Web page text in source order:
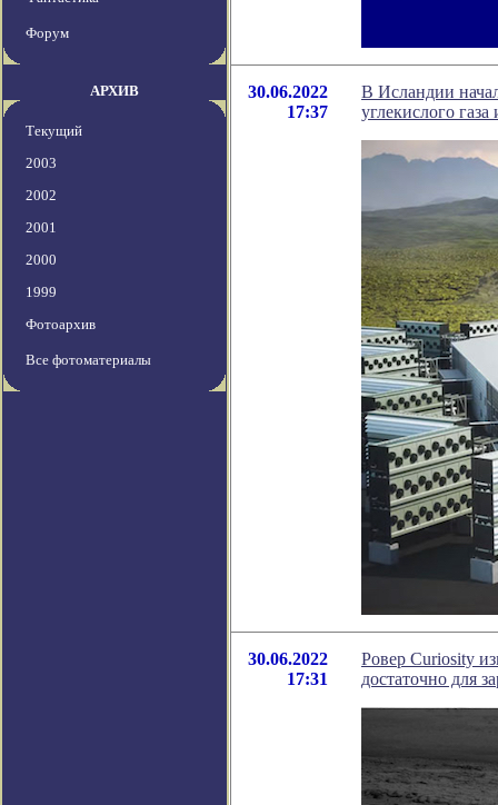
Форум
АРХИВ
Текущий
2003
2002
2001
2000
1999
Фотоархив
Все фотоматериалы
30.06.2022
17:37
В Исландии
углекислого
30.06.2022
17:31
Ровер Curiosity
достаточно для